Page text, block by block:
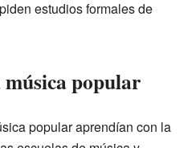
estudios formales de
popular
popular aprendían con la